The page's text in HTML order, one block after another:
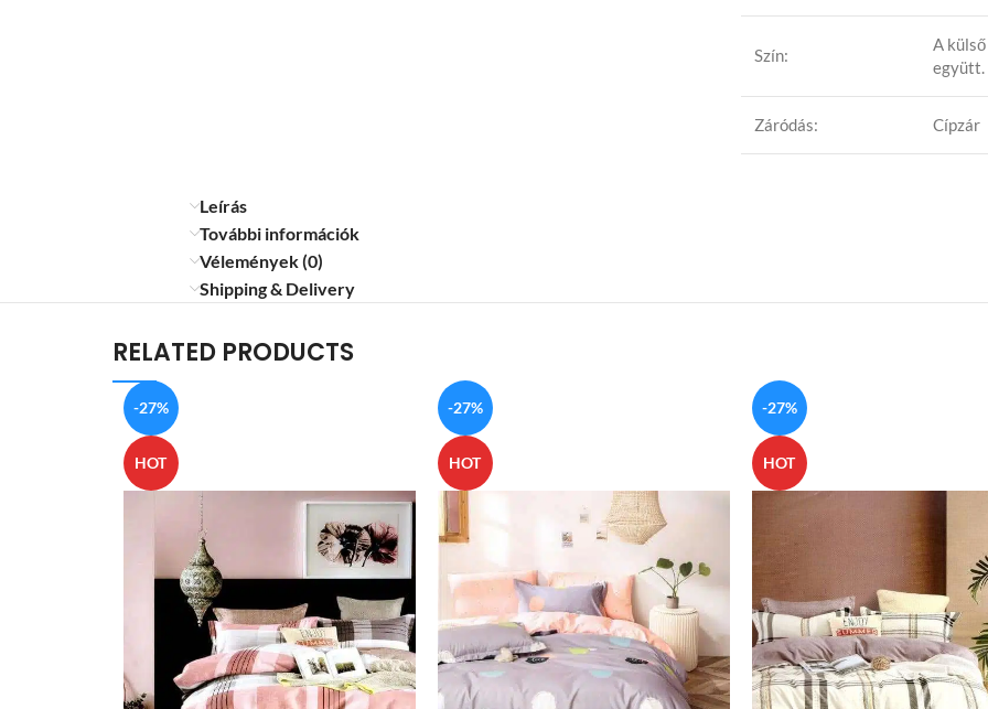
Szín:
A
együtt.
Záródás: Cípzár
Leírás
További információk
Vélemények (0)
Shipping & Delivery
RELATED PRODUCTS
-27%
HOT
-27%
HOT
-27%
HOT